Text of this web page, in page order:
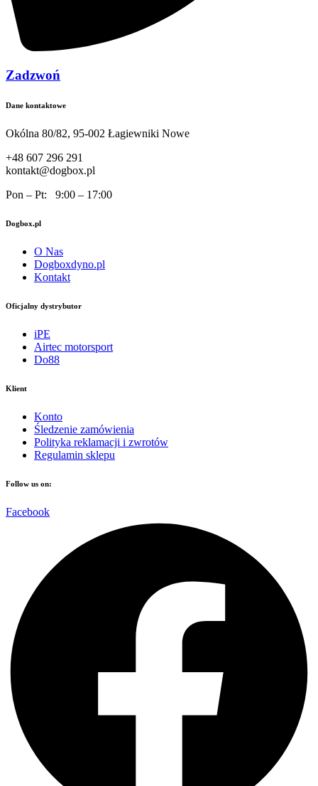
Zadzwoń
Dane kontaktowe
Okólna 80/82, 95-002 Łagiewniki Nowe
+48 607 296 291
kontakt@dogbox.pl
Pon – Pt: 9:00 – 17:00
Dogbox.pl
O Nas
Dogboxdyno.pl
Kontakt
Oficjalny dystrybutor
iPE
Airtec motorsport
Do88
Klient
Konto
Śledzenie zamówienia
Polityka reklamacji i zwrotów
Regulamin sklepu
Follow us on:
Facebook